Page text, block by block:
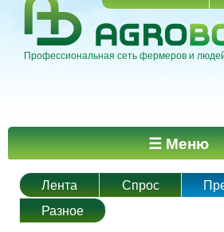
Профессиональная сеть фермеров и
Главное меню ☰ Меню
Лента Спрос
Разное